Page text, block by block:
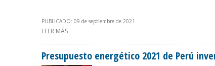
PUBLICADO: 09 de septiembre de 2021
LEER MÁS
Presupuesto energético 2021 de Perú